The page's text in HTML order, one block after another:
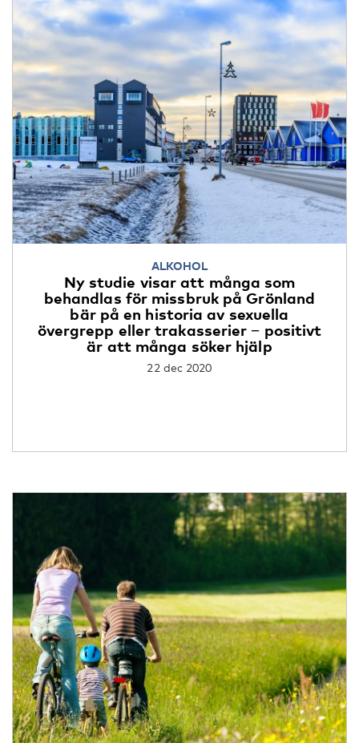
ALKOHOL
Ny studie visar att många som
behandlas för missbruk på Grönland
bär på en historia av sexuella
övergrepp eller trakasserier − positivt
är att många söker hjälp
22 dec 2020